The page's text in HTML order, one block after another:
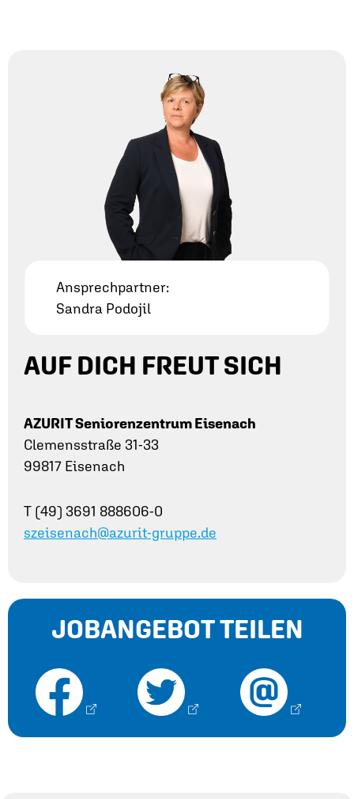
Ansprechpartner:
Sandra Podojil
AUF DICH FREUT SICH
AZURIT Seniorenzentrum Eisenach
Clemensstraße 31-33
99817 Eisenach
T (49) 3691 888606-0
szeisenach@azurit-gruppe.de
JOBANGEBOT TEILEN